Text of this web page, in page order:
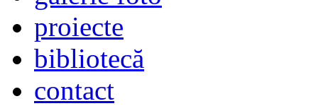
proiecte
bibliotecă
contact